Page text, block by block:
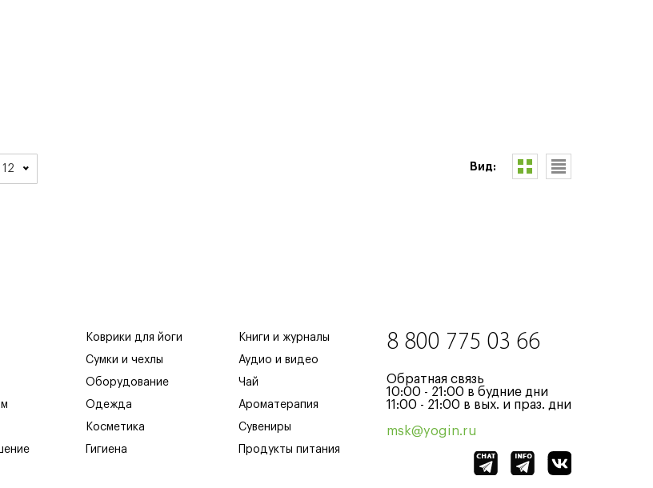
12 Вид:
Коврики для йоги
Сумки и чехлы
Оборудование
Одежда
Косметика
Гигиена
Книги и журналы
Аудио и видео
Чай
Ароматерапия
Сувениры
Продукты питания
8 800 775 03 66
Обратная связь
10:00 - 21:00 в будние дни
11:00 - 21:00 в вых. и праз. дни
msk@yogin.ru